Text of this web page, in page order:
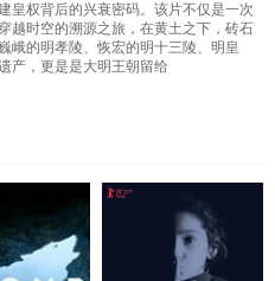
皇权背后的兴衰密码。该片不仅是一次
越时空的溯源之旅，在黄土之下，砖石
峨的明孝陵、恢宏的明十三陵、明皇
产，更是是大明王朝留给